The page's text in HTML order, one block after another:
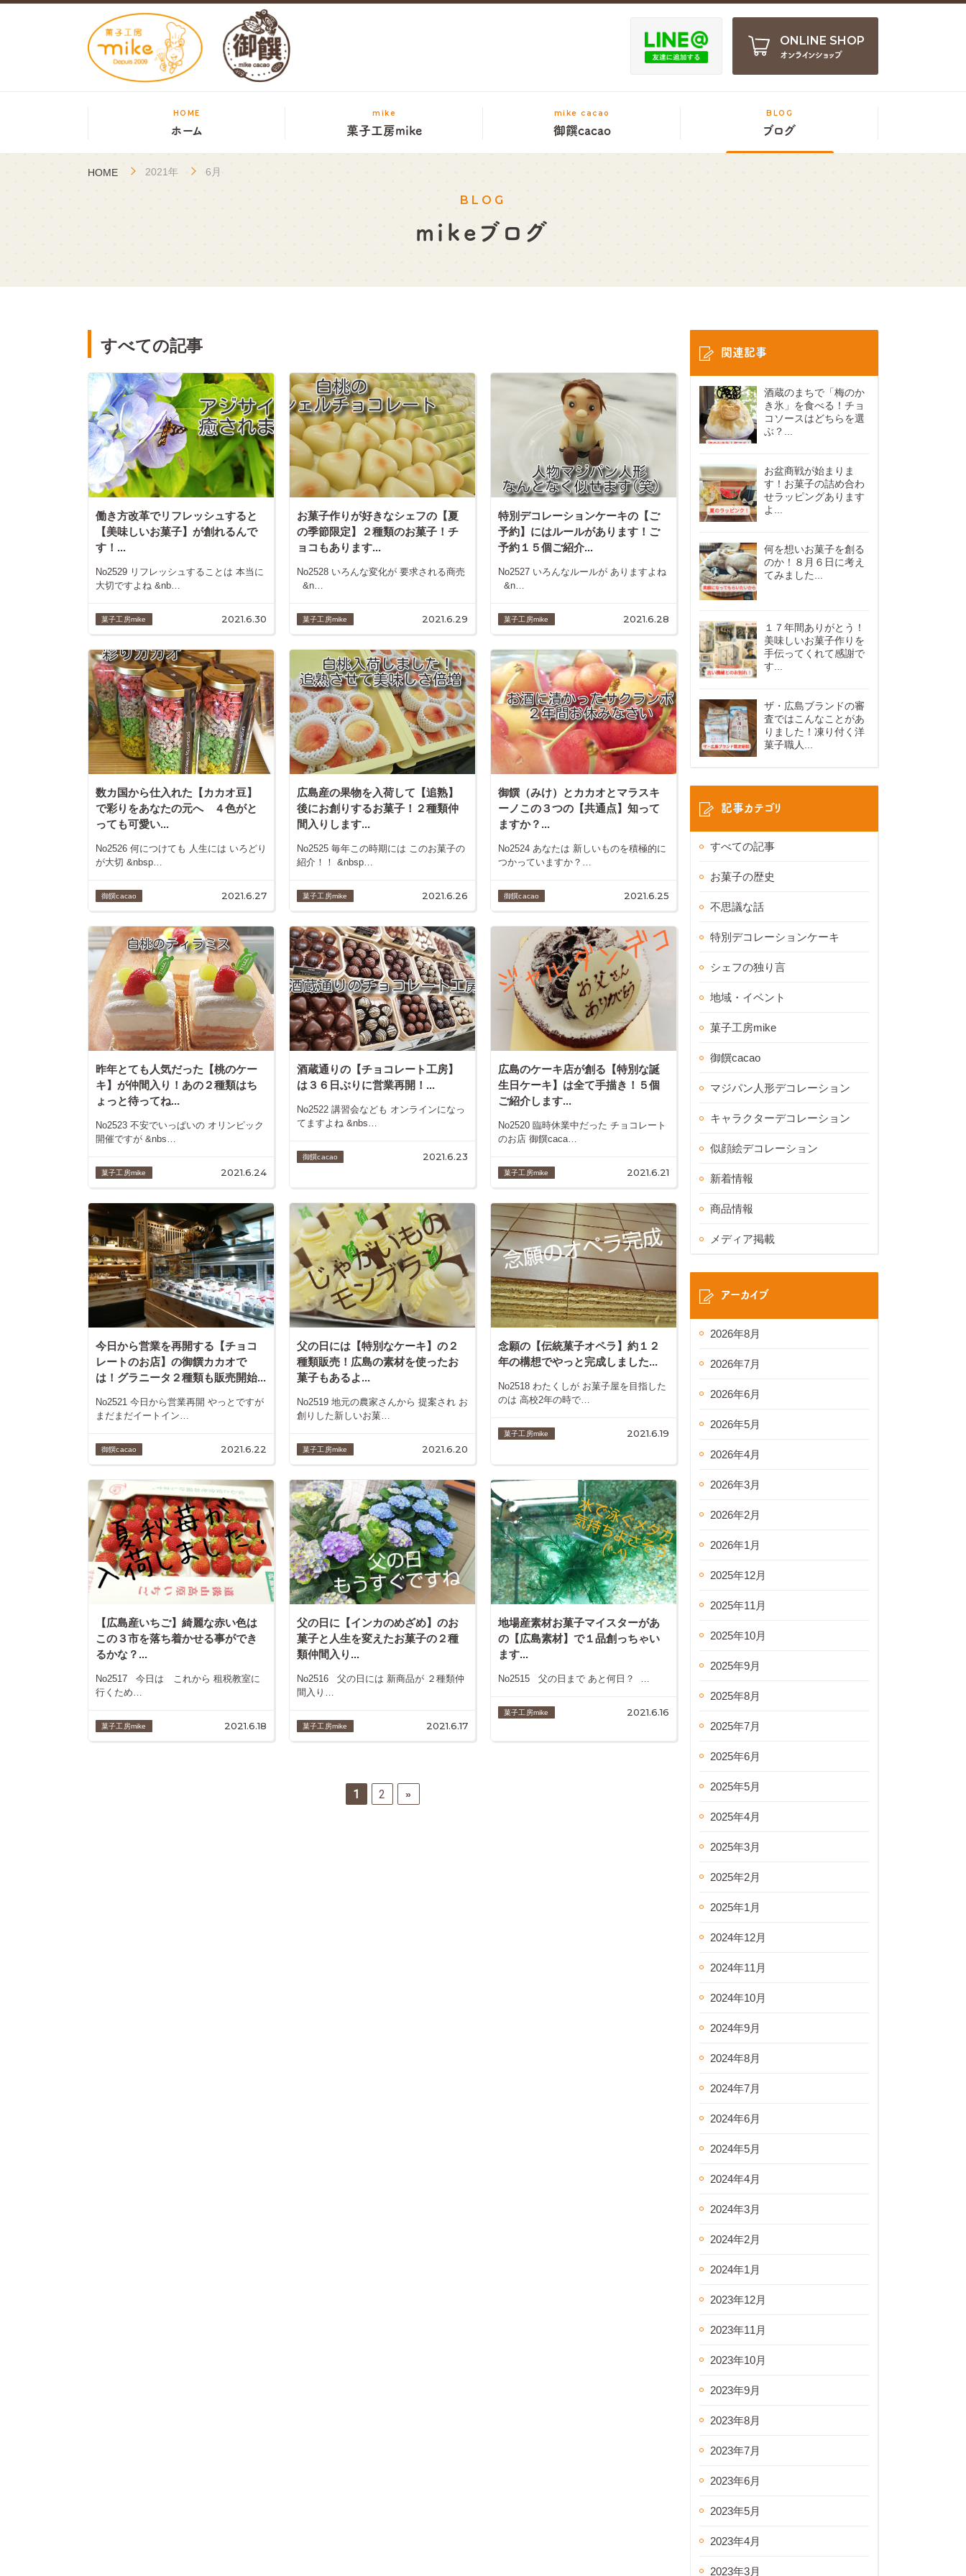
ONLINE SHOP
オンラインショップ
HOME
ホーム
mike
菓子工房mike
mike cacao
御饌cacao
BLOG
ブログ
HOME 2021年 6月
BLOG
mikeブログ
すべての記事
働き方改革でリフレッシュすると
【美味しいお菓子】が創れるんで
す！...
No2529 リフレッシュすることは 本当に
大切ですよね &nb…
菓子工房mike 2021.6.30
お菓子作りが好きなシェフの【夏
の季節限定】２種類のお菓子！チ
ョコもあります...
No2528 いろんな変化が 要求される商売
&n…
菓子工房mike 2021.6.29
特別デコレーションケーキの【ご
予約】にはルールがあります！ご
予約１５個ご紹介...
No2527 いろんなルールが ありますよね
&n…
菓子工房mike 2021.6.28
数カ国から仕入れた【カカオ豆】
で彩りをあなたの元へ ４色がと
っても可愛い...
No2526 何につけても 人生には いろどり
が大切 &nbsp…
御饌cacao 2021.6.27
広島産の果物を入荷して【追熟】
後にお創りするお菓子！２種類仲
間入りします...
No2525 毎年この時期には このお菓子の
紹介！！ &nbsp…
菓子工房mike 2021.6.26
御饌（みけ）とカカオとマラスキ
ーノこの３つの【共通点】知って
ますか？...
No2524 あなたは 新しいものを積極的に
つかっていますか？…
御饌cacao 2021.6.25
昨年とても人気だった【桃のケー
キ】が仲間入り！あの２種類はち
ょっと待ってね...
No2523 不安でいっぱいの オリンピック
開催ですが &nbs…
菓子工房mike 2021.6.24
酒蔵通りの【チョコレート工房】
は３６日ぶりに営業再開！...
No2522 講習会なども オンラインになっ
てますよね &nbs…
御饌cacao 2021.6.23
広島のケーキ店が創る【特別な誕
生日ケーキ】は全て手描き！５個
ご紹介します...
No2520 臨時休業中だった チョコレート
のお店 御饌caca…
菓子工房mike 2021.6.21
今日から営業を再開する【チョコ
レートのお店】の御饌カカオで
は！グラニータ２種類も販売開始...
No2521 今日から営業再開 やっとですが
まだまだイートイン…
御饌cacao 2021.6.22
父の日には【特別なケーキ】の２
種類販売！広島の素材を使ったお
菓子もあるよ...
No2519 地元の農家さんから 提案され お
創りした新しいお菓…
菓子工房mike 2021.6.20
念願の【伝統菓子オペラ】約１２
年の構想でやっと完成しました...
No2518 わたくしが お菓子屋を目指した
のは 高校2年の時で…
菓子工房mike 2021.6.19
【広島産いちご】綺麗な赤い色は
この３市を落ち着かせる事ができ
るかな？...
No2517 今日は これから 租税教室に
行くため…
菓子工房mike 2021.6.18
父の日に【インカのめざめ】のお
菓子と人生を変えたお菓子の２種
類仲間入り...
No2516 父の日には 新商品が ２種類仲
間入り…
菓子工房mike 2021.6.17
地場産素材お菓子マイスターがあ
の【広島素材】で１品創っちゃい
ます...
No2515 父の日まで あと何日？ …
菓子工房mike 2021.6.16
1 2 »
関連記事
酒蔵のまちで「梅のか
き氷」を食べる！チョ
コソースはどちらを選
ぶ？...
お盆商戦が始まりま
す！お菓子の詰め合わ
せラッピングあります
よ...
何を想いお菓子を創る
のか！８月６日に考え
てみました...
１７年間ありがとう！
美味しいお菓子作りを
手伝ってくれて感謝で
す...
ザ・広島ブランドの審
査ではこんなことがあ
りました！凍り付く洋
菓子職人...
記事カテゴリ
すべての記事
お菓子の歴史
不思議な話
特別デコレーションケーキ
シェフの独り言
地域・イベント
菓子工房mike
御饌cacao
マジパン人形デコレーション
キャラクターデコレーション
似顔絵デコレーション
新着情報
商品情報
メディア掲載
アーカイブ
2026年8月
2026年7月
2026年6月
2026年5月
2026年4月
2026年3月
2026年2月
2026年1月
2025年12月
2025年11月
2025年10月
2025年9月
2025年8月
2025年7月
2025年6月
2025年5月
2025年4月
2025年3月
2025年2月
2025年1月
2024年12月
2024年11月
2024年10月
2024年9月
2024年8月
2024年7月
2024年6月
2024年5月
2024年4月
2024年3月
2024年2月
2024年1月
2023年12月
2023年11月
2023年10月
2023年9月
2023年8月
2023年7月
2023年6月
2023年5月
2023年4月
2023年3月